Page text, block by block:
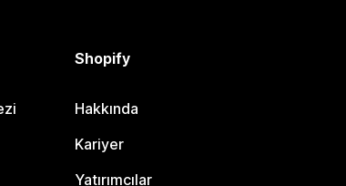
Shopify
Hakkında
Kariyer
Yatırımcılar